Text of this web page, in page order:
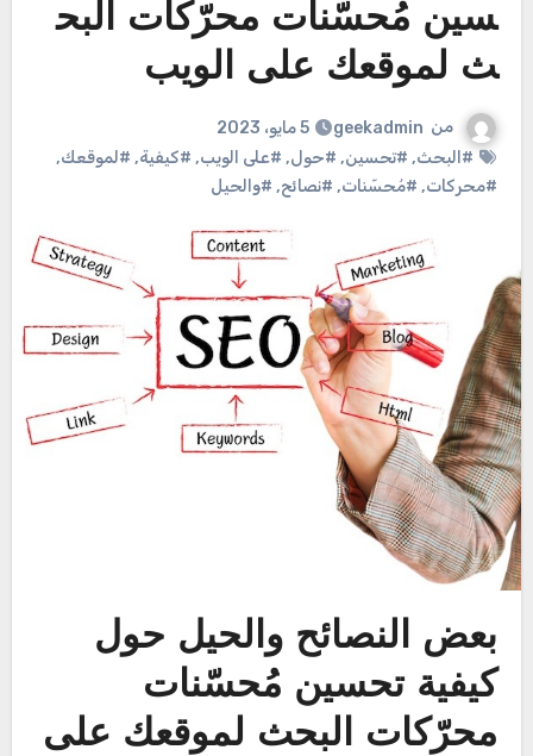
سين مُحسّنات محرّكات البح
ث لموقعك على الويب
من geekadmin
5 مايو، 2023
#البحث, #تحسين, #حول, #على الويب, #كيفية, #لموقعك,
#محركات, #مُحسّنات, #نصائح, #والحيل
بعض النصائح والحيل حول
كيفية تحسين مُحسّنات
محرّكات البحث لموقعك على